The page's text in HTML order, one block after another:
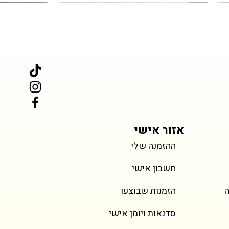
טירמיסומחיר‏120.00 ‏₪
Horse Lovers Cupcakes
אזור אישי
ההזמנה שלי
חשבון אישי
הזמנות שבוצעו
סדנאות ויומן אישי